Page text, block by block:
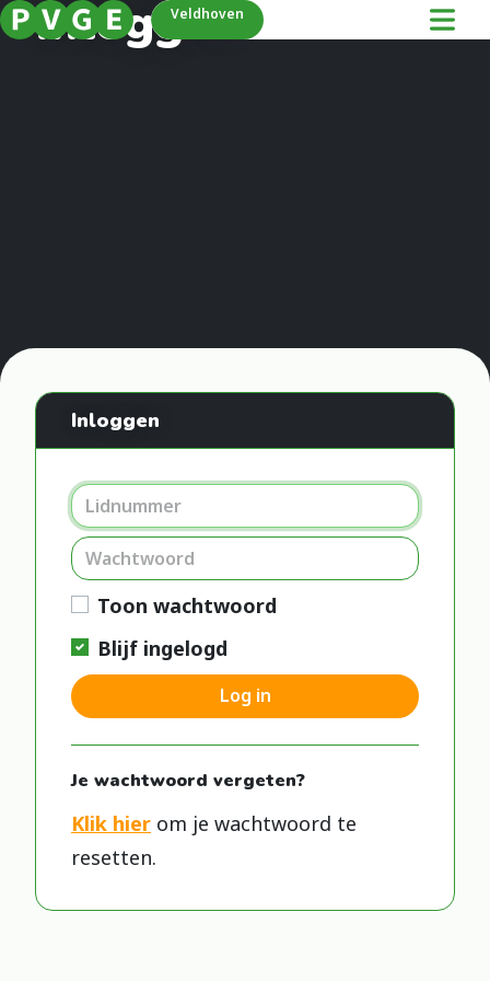
Veldhoven
Inloggen
Inloggen
Toon wachtwoord
Blijf ingelogd
Log in
Je wachtwoord vergeten?
Klik hier om je wachtwoord te
resetten.